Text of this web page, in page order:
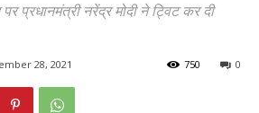
प्रधानमंत्री नरेंद्र मोदी ने ट्विट कर दी
28, 2021 0
750